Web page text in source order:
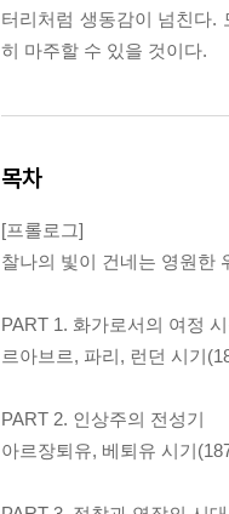
터리처럼 생동감이 넘친다.
히 마주할 수 있을 것이다.
목차
[프롤로그]
찰나의 빛이 건네는 영원한
PART 1. 화가로서의 여정
르아브르, 파리, 런던 시기
PART 2. 인상주의 전성기
아르장퇴유, 베퇴유 시기